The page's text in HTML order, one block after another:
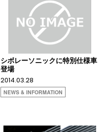
シボレーソニックに特別仕様車
登場
2014.03.28
NEWS & INFORMATION